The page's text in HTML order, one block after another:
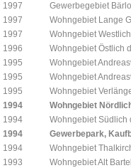
1997
Gewerbegebiet
1997
Wohngebiet Lange
1997
Wohngebiet
1996
Wohngebiet Östlich
1995
Wohngebiet
1995
Wohngebiet
1995
Wohngebiet
1994
Wohngebiet
1994
Wohngebiet Südlich
1994
Gewerbepark,
1994
Wohngebiet
1993
Wohngebiet Alt